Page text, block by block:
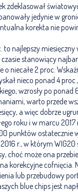
zdeklasował
jedynie w
korekta nie
najlepszy
stanowiący
o niecałe 2 proc.
nieco ponad 4
wzrosły po ponad
warto przede
a więc dobrze
roku i w marcu
punktów ostatecznie
r., w którym
choć może ona
korekcyjne cofnięcia.
lub przebudowy
blue chips jest